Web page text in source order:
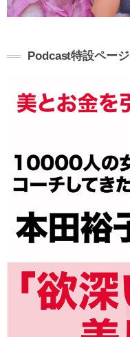
Podcast特設ページ